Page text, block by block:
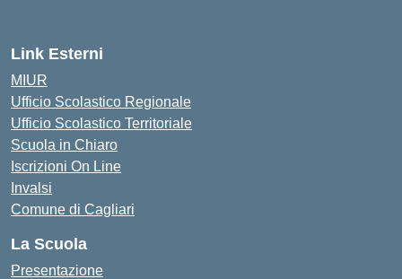
Link Esterni
MIUR
Ufficio Scolastico Regionale
Ufficio Scolastico Territoriale
Scuola in Chiaro
Iscrizioni On Line
Invalsi
Comune di Cagliari
La Scuola
Presentazione